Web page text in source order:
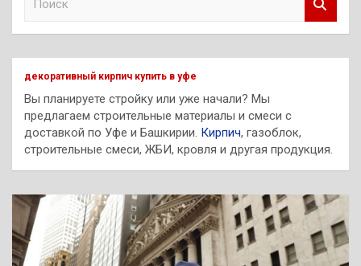
к
декоративный кирпич купить в уфе
Вы планируете стройку или уже начали? Мы
предлагаем строительные материалы и смеси с
доставкой по Уфе и Башкирии. Кирпич, газоблок,
строительные смеси, ЖБИ, кровля и другая продукция.